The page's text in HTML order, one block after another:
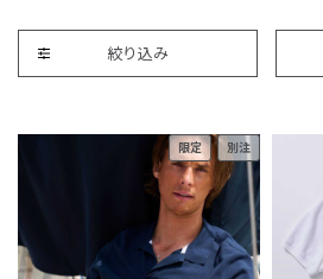
絞り込み
限定 別注